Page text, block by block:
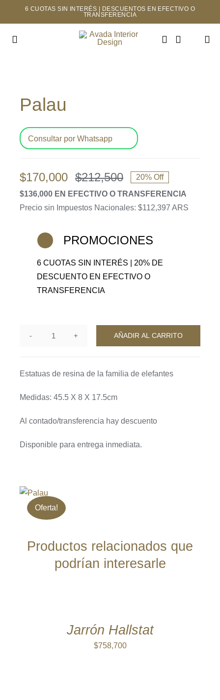
6 CUOTAS SIN INTERÉS | DESCUENTOS EN EFECTIVO O
TRANSFERENCIA
Toggle
MAYORISTAS
CONTACTO
Oferta!
Palau
Consultar por Whatsapp
$212,500El
precio
original
$212,500.
$170,000
El
precio
actual
$170,000.
20% Off
$136,000 EN EFECTIVO O TRANSFERENCIA
Precio sin Impuestos Nacionales: $112,397 ARS
PROMOCIONES
6 CUOTAS SIN INTERÉS | 20% DE
DESCUENTO EN EFECTIVO O
TRANSFERENCIA
Palau
AÑADIR AL CARRITO
Estatuas de resina de la familia de elefantes
Medidas: 45.5 X 8 X 17.5cm
Al contado/transferencia hay descuento
Disponible para entrega inmediata.
Productos relacionados que
podrían interesarle
Jarrón Hallstat
$758,700